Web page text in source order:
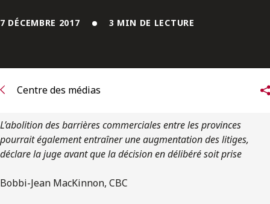
7 DÉCEMBRE 2017 3 MIN DE LECTURE
Centre des médias
L’abolition des barrières commerciales entre les provinces
pourrait également entraîner une augmentation des litiges,
déclare la juge avant que la décision en délibéré soit prise
Bobbi-Jean MacKinnon, CBC